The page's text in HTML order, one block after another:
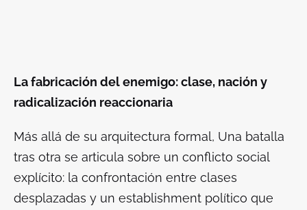
La fabricación del enemigo: clase, nación y
radicalización reaccionaria
Más allá de su arquitectura formal, Una batalla
tras otra se articula sobre un conflicto social
explícito: la confrontación entre clases
desplazadas y un establishment político que